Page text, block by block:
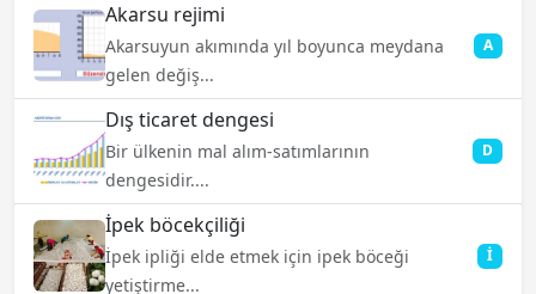
Akarsu rejimi
Akarsuyun akımında yıl boyunca meydana
gelen değiş...
A
Dış ticaret dengesi
Bir ülkenin mal alım-satımlarının
dengesidir....
D
İpek böcekçiliği
İpek ipliği elde etmek için ipek böceği
yetiştirme...
İ